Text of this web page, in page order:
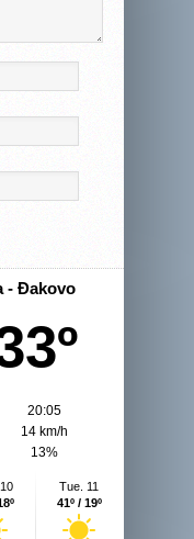
- Đakovo
20:05
14 km/h
13%
Tue. 11
41º / 19º